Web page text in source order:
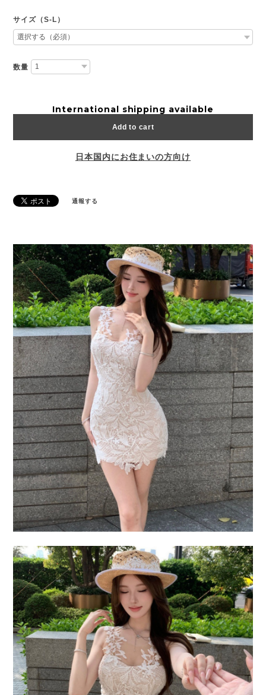
サイズ（S-L）
数量
International shipping available
Add to cart
日本国内にお住まいの方向け
通報する